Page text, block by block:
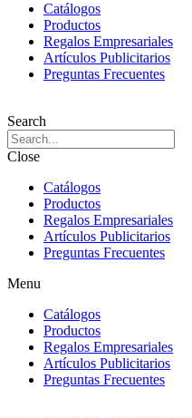
Catálogos
Productos
Regalos Empresariales
Artículos Publicitarios
Preguntas Frecuentes
Search
Close
Catálogos
Productos
Regalos Empresariales
Artículos Publicitarios
Preguntas Frecuentes
Menu
Catálogos
Productos
Regalos Empresariales
Artículos Publicitarios
Preguntas Frecuentes